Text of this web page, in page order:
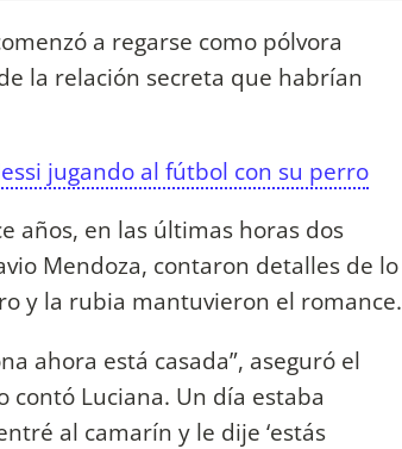
a regarse como pólvora
la relación secreta que habrían
jugando al fútbol con su perro
años, en las últimas horas dos
Mendoza, contaron detalles de lo
y la rubia mantuvieron el romance.
ahora está casada”, aseguró el
contó Luciana. Un día estaba
al camarín y le dije ‘estás